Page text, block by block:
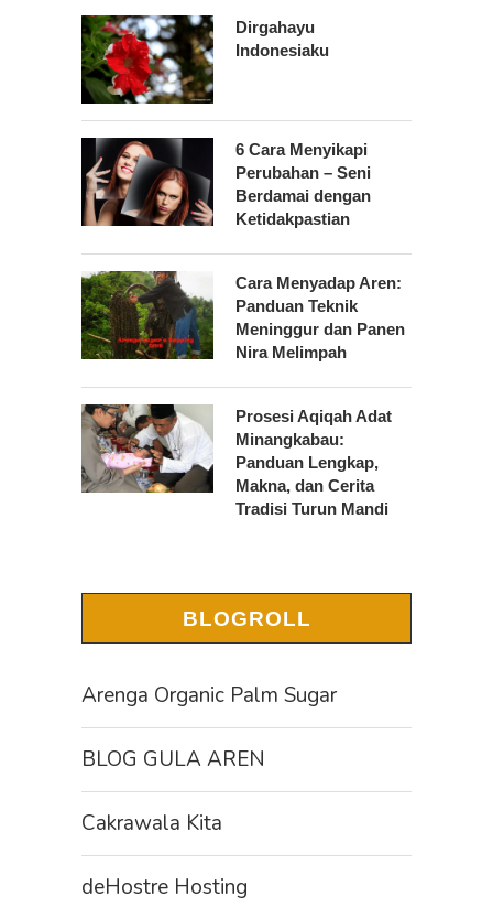
Dirgahayu
Indonesiaku
6 Cara Menyikapi
Perubahan – Seni
Berdamai dengan
Ketidakpastian
Cara Menyadap Aren:
Panduan Teknik
Meninggur dan Panen
Nira Melimpah
Prosesi Aqiqah Adat
Minangkabau:
Panduan Lengkap,
Makna, dan Cerita
Tradisi Turun Mandi
BLOGROLL
Arenga Organic Palm Sugar
BLOG GULA AREN
Cakrawala Kita
deHostre Hosting